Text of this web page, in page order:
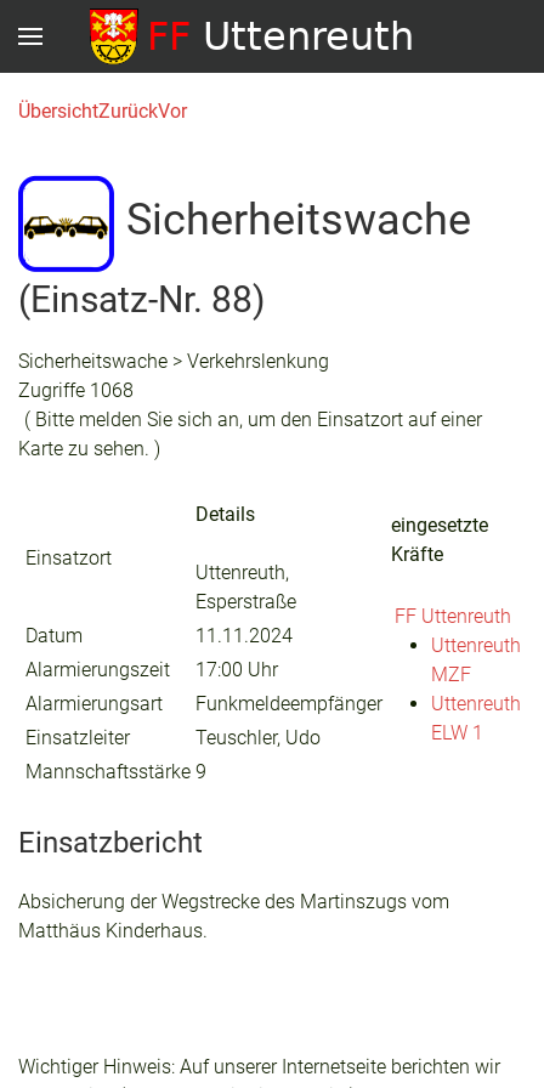
ÜbersichtZurückVor
Sicherheitswache
(Einsatz-Nr. 88)
Sicherheitswache > Verkehrslenkung
Zugriffe 1068
( Bitte melden Sie sich an, um den Einsatzort auf einer
Karte zu sehen. )
Einsatzort
Details
Uttenreuth,
Esperstraße
Datum
11.11.2024
Alarmierungszeit
17:00 Uhr
Alarmierungsart
Funkmeldeempfänger
Einsatzleiter
Teuschler, Udo
Mannschaftsstärke 9
eingesetzte
Kräfte
FF Uttenreuth
Uttenreuth
MZF
Uttenreuth
ELW 1
Einsatzbericht
Absicherung der Wegstrecke des Martinszugs vom
Matthäus Kinderhaus.
Wichtiger Hinweis: Auf unserer Internetseite berichten wir